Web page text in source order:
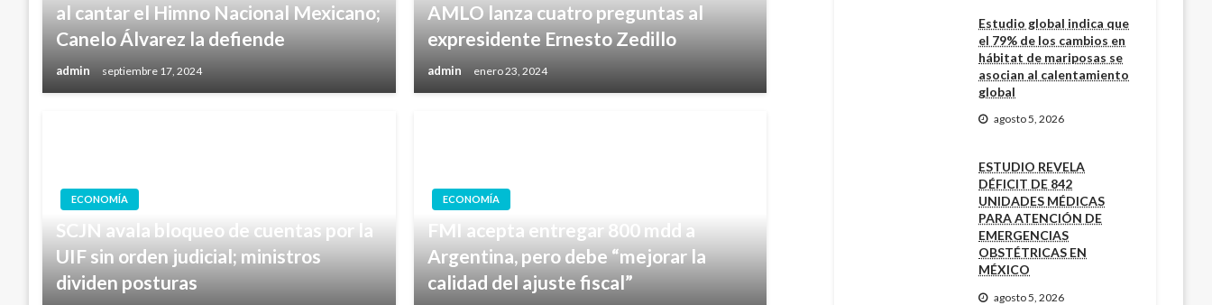
al cantar el Himno Nacional Mexicano;
Canelo Álvarez la defiende
admin septiembre 17, 2024
AMLO lanza cuatro preguntas al
expresidente Ernesto Zedillo
admin enero 23, 2024
ECONOMÍA
SCJN avala bloqueo de cuentas por la
UIF sin orden judicial; ministros
dividen posturas
ECONOMÍA
FMI acepta entregar 800 mdd a
Argentina, pero debe “mejorar la
calidad del ajuste fiscal”
Estudio global indica que
el 79% de los cambios en
hábitat de mariposas se
asocian al calentamiento
global
agosto 5, 2026
ESTUDIO REVELA
DÉFICIT DE 842
UNIDADES MÉDICAS
PARA ATENCIÓN DE
EMERGENCIAS
OBSTÉTRICAS EN
MÉXICO
agosto 5, 2026